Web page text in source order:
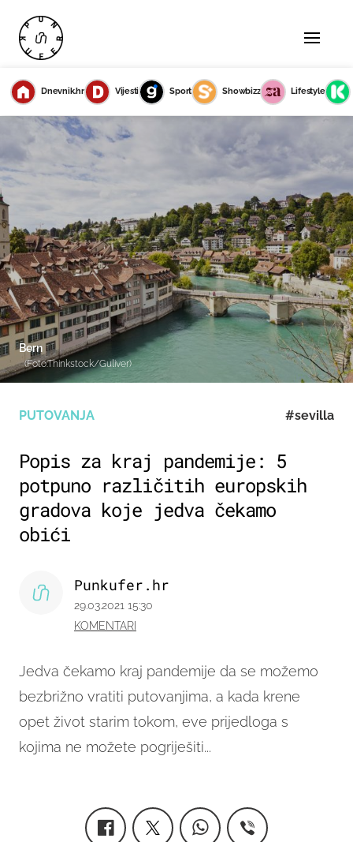
Dnevnik.hr Vijesti Sport Showbizz Lifestyle
PUTOVANJA #sevilla
Popis za kraj pandemije: 5
potpuno različitih europskih
gradova koje jedva čekamo
obići
Jedva čekamo kraj pandemije da se možemo
bezbrižno vratiti putovanjima, a kada krene
opet život starim tokom, eve prijedloga s
kojima ne možete pogriješiti...
Punkufer.hr
29.03.2021 15:30
KOMENTARI
Bern
(Foto:Thinkstock/Guliver)